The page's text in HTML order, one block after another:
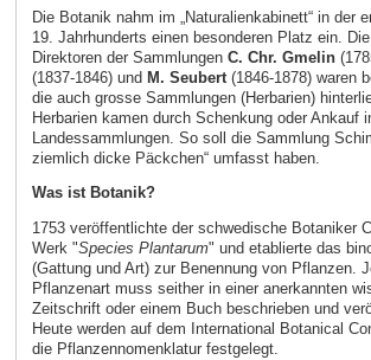
Die Botanik nahm im „Naturalienkabinett“ in der
19. Jahrhunderts einen besonderen Platz ein.
Direktoren der Sammlungen C. Chr. Gmelin
(1837-1846) und M. Seubert(1846-1878) waren
die auch grosse Sammlungen (Herbarien)
Herbarien kamen durch Schenkung oder Ankauf
Landessammlungen. So soll die Sammlung
ziemlich dicke Päckchen“ umfasst haben.
Was ist Botanik?
1753 veröffentlichte der schwedische Botaniker
Werk "Species Plantarum" und etablierte das
(Gattung und Art) zur Benennung von Pflanzen.
Pflanzenart muss seither in einer anerkannten
Zeitschrift oder einem Buch beschrieben und
Heute werden auf dem International Botanical
die Pflanzennomenklatur festgelegt.